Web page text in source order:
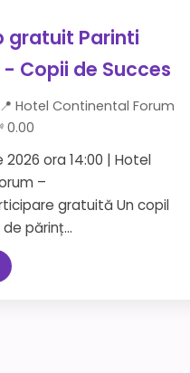
gratuit Parinti
Copii de Succes
📍 Hotel Continental Forum
0.00
ora 14:00 | Hotel
–
gratuită Un copil
părinț...